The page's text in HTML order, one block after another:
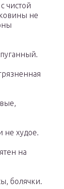
чистой
не
не худое.
на
болячки.